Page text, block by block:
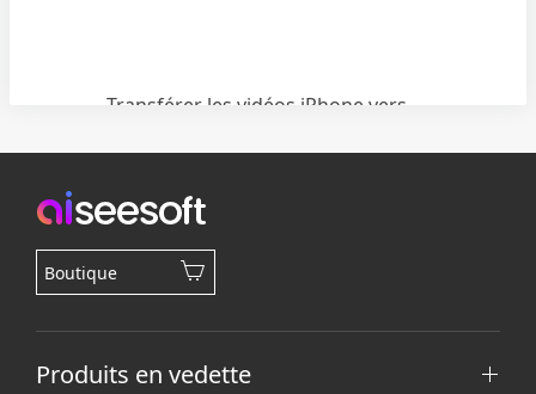
Transférer les vidéos iPhone vers
Boutique
Produits en vedette